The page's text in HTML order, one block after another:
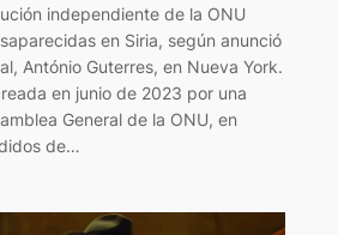
independiente de la ONU
en Siria, según anunció
António Guterres, en Nueva York.
en junio de 2023 por una
General de la ONU, en
de…